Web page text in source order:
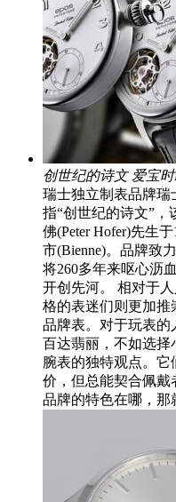
创世纪的诗文 爱宝
瑞士独立制表品牌瑞
指“创世纪的诗文”，
佛(Peter Hofer)先生
市(Bienne)。品牌致
将260多年来呕心沥
开创先河。 相对于
格的表迷们则更加推
品牌表。对于玩表的
百达翡丽，不如选择
腕表的独特观点。
价，但总能契合佩戴
品牌的特色在哪，那